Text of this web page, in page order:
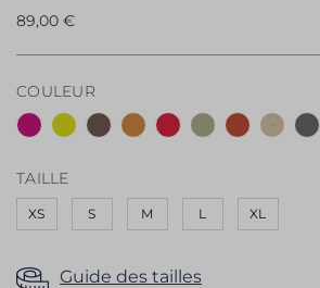
89,00 €
COULEUR
TAILLE
XS S M L XL
Guide des tailles
the
the
images
gallery